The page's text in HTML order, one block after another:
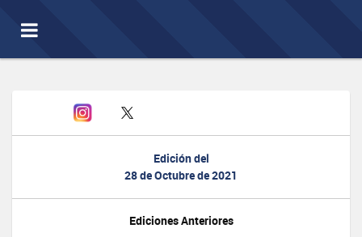
Toggle
navigation
Edición del
28 de Octubre de 2021
Ediciones Anteriores